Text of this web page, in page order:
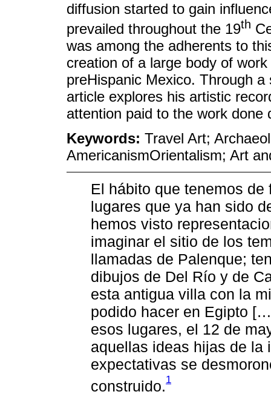
diffusion started to gain
prevailed throughout the 19th
was among the adherents to
creation of a large body of
pre­Hispanic Mexico. Through
article explores his artistic
attention paid to the work done
Keywords: Travel Art;
Americanism­Orientalism; Art
El hábito que tenemos
lugares que ya han sido
hemos visto
imaginar el sitio de los
llamadas de Palenque;
dibujos de Del Río y de
esta antigua villa con la
podido hacer en Egipto
esos lugares, el 12 de
aquellas ideas hijas de la
expectativas se
construido.1